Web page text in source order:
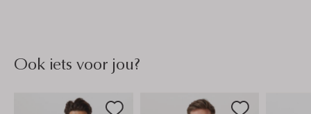
Ook iets voor jou?